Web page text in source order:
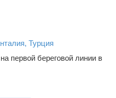
Турция
первой береговой линии в